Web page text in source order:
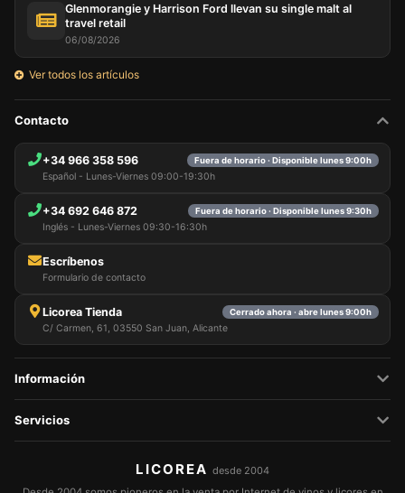
Glenmorangie y Harrison Ford llevan su single malt al
travel retail
06/08/2026
Ver todos los artículos
Contacto
+34 966 358 596 Fuera de horario · Disponible lunes 9:00h
Español - Lunes-Viernes 09:00-19:30h
+34 692 646 872 Fuera de horario · Disponible lunes 9:30h
Inglés - Lunes-Viernes 09:30-16:30h
Escríbenos
Formulario de contacto
Licorea Tienda Cerrado ahora · abre lunes 9:00h
C/ Carmen, 61, 03550 San Juan, Alicante
Información
Servicios
LICOREA desde 2004